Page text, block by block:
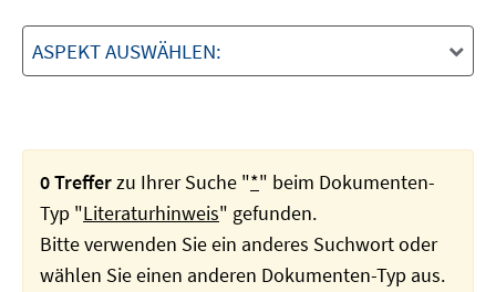
ASPEKT AUSWÄHLEN:
0 Trefferzu Ihrer Suche "*" beim Dokumenten-
Typ "Literaturhinweis" gefunden.
Bitte verwenden Sie ein anderes Suchwort oder
wählen Sie einen anderen Dokumenten-Typ aus.